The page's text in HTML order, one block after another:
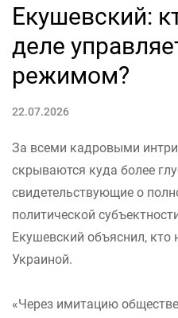
Екушевский:
деле
режимом?
22.07.2026
За всеми кадровыми
скрываются куда более
свидетельствующие о
политической
Екушевский объяснил,
Украиной.
«Через имитацию